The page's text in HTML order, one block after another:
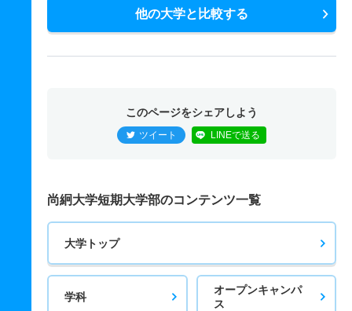
1人 1倍 1倍 50人 50人 50人 －
幼児教育学科 推薦 一般推薦
他の大学と比較する
このページをシェアしよう
ツイート LINEで送る
尚絅大学短期大学部のコンテンツ一覧
大学トップ
学科
オープンキャンパ
ス